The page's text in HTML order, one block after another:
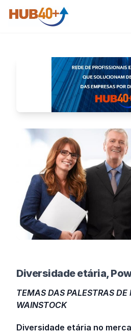
HUB 40+
Diversidade etária,
TEMAS DAS PALESTRAS DE
WAINSTOCK
Diversidade etária no